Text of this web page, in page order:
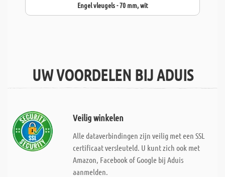
Engel vleugels - 70 mm, wit
UW VOORDELEN BIJ ADUIS
Veilig winkelen
Alle dataverbindingen zijn veilig met een SSL
certificaat versleuteld. U kunt zich ook met
Amazon, Facebook of Google bij Aduis
aanmelden.